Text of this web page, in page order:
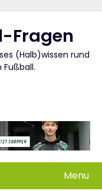
Fragen
(Halb)wissen rund
Menu